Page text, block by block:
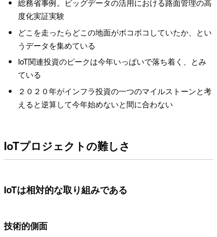
総務省事例。ビッグデータの活用における路面管理の高
度化実証実験
どこを走ったらどこの地面がボコボコしていたか、とい
うデータを集めている
IoT関連投資のピークは今年いっぱいで落ち着く、とみ
ている
２０２０年がインフラ投資の一つのマイルストーンと考
えると逆算して今年始めないと間に合わない
IoTプロジェクトの難しさ
IoTは相対的な取り組みである
技術的側面